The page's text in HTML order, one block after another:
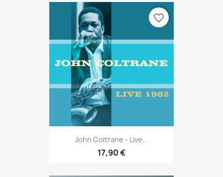
John Coltrane - Live...
17,90 €
favorite_border